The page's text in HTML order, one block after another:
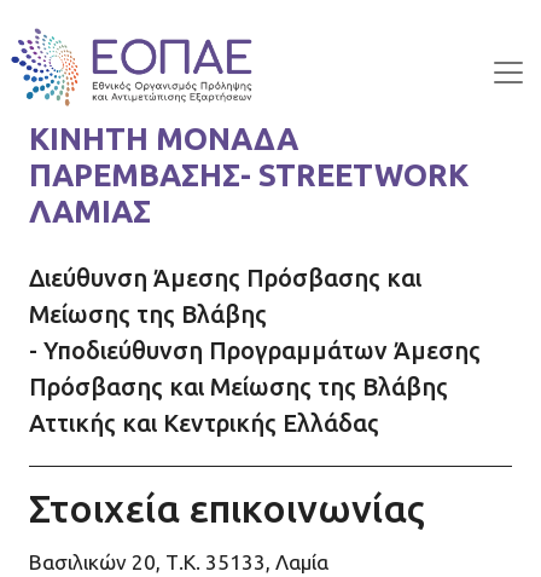
ΚΙΝΗΤΗ ΜΟΝΑΔΑ
ΠΑΡΕΜΒΑΣΗΣ- STREETWORK
ΛΑΜΙΑΣ
Διεύθυνση Άμεσης Πρόσβασης και
Μείωσης της Βλάβης
- Υποδιεύθυνση Προγραμμάτων Άμεσης
Πρόσβασης και Μείωσης της Βλάβης
Αττικής και Κεντρικής Ελλάδας
Στοιχεία επικοινωνίας
Βασιλικών 20, Τ.Κ. 35133, Λαμία